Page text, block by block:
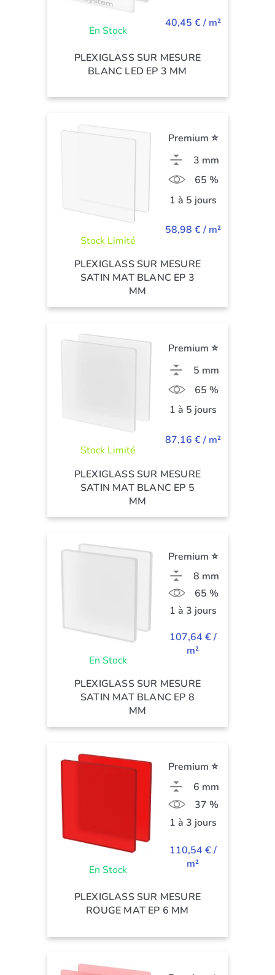
En Stock
40,45 € / m²
PLEXIGLASS SUR MESURE
BLANC LED EP 3 MM
Stock Limité
Premium ⭐
3 mm
65 %
1 à 5 jours
58,98 € / m²
PLEXIGLASS SUR MESURE
SATIN MAT BLANC EP 3
MM
Stock Limité
Premium ⭐
5 mm
65 %
1 à 5 jours
87,16 € / m²
PLEXIGLASS SUR MESURE
SATIN MAT BLANC EP 5
MM
En Stock
Premium ⭐
8 mm
65 %
1 à 3 jours
107,64 € /
m²
PLEXIGLASS SUR MESURE
SATIN MAT BLANC EP 8
MM
En Stock
Premium ⭐
6 mm
37 %
1 à 3 jours
110,54 € /
m²
PLEXIGLASS SUR MESURE
ROUGE MAT EP 6 MM